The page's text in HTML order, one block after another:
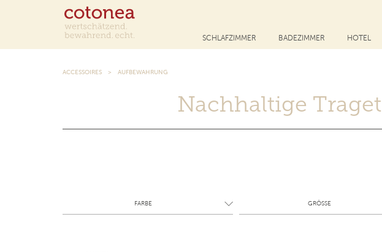
SCHLAFZIMMER BADEZIMMER HOTEL
ACCESSOIRES AUFBEWAHRUNG
Nachhaltige
FARBE GRÖSSE